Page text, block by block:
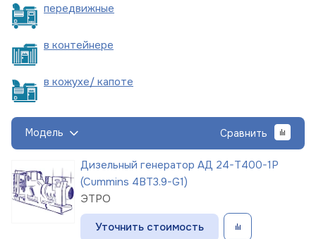
передвижные
в контейнере
в кожухе/ капоте
Модель Сравнить
Дизельный генератор АД 24-Т400-1Р
(Cummins 4BT3.9-G1)
ЭТРО
Уточнить стоимость